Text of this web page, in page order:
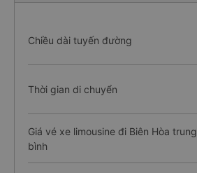
Chiều dài tuyến đường
Thời gian di chuyển
Giá vé xe limousine đi Biên Hòa trung
bình